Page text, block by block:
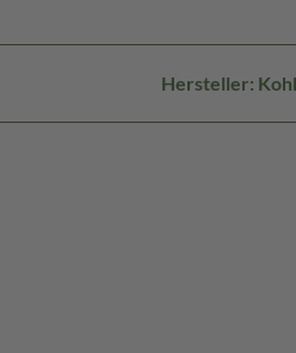
Hersteller: